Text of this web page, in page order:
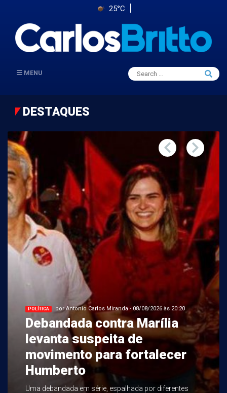
25°C
MENU
Search
for:
Search
DESTAQUES
POLÍTICA por Antonio Carlos Miranda - 08/08/2026 às 20:20
Debandada contra Marília
levanta suspeita de
movimento para fortalecer
Humberto
Uma debandada em série, espalhada por diferentes